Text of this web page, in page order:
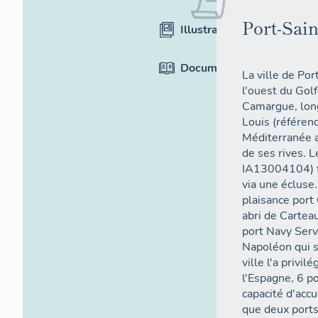
Illustrations
Documentation
Port-
La ville de
l'ouest du
Camargue,
Louis
Méditerranée
de ses rives.
IA13004104)
via une
plaisance
abri de
port Navy
Napoléon qui
ville l'a
l'Espagne, 6
capacité
que deux